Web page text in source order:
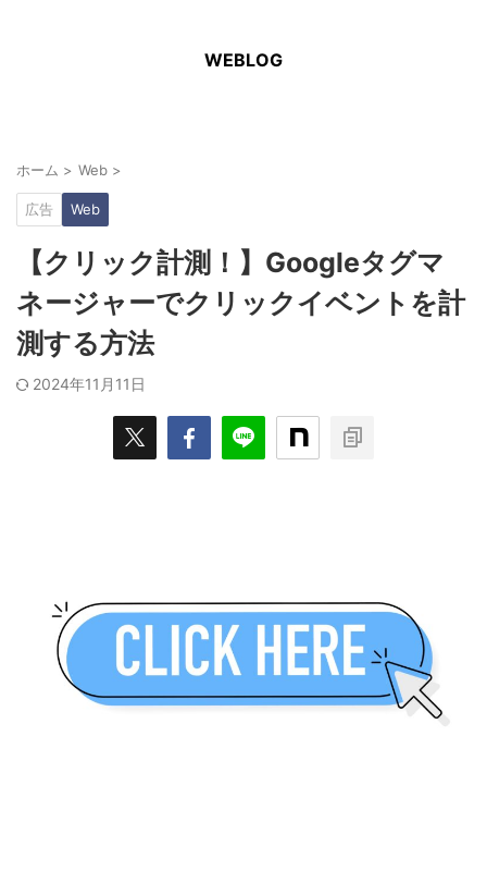
WEBLOG
ホーム > Web >
広告 Web
【クリック計測！】Googleタグマ
ネージャーでクリックイベントを計
測する方法
2024年11月11日